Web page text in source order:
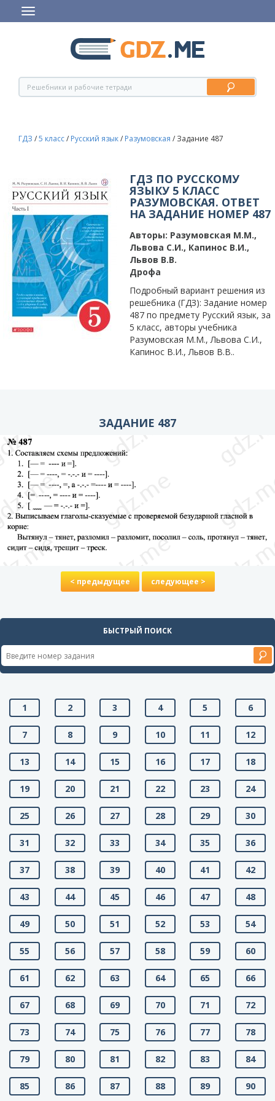
ГДЗ /5 класс/ Русский язык/ Разумовская / Задание 487
ГДЗ ПО РУССКОМУ
ЯЗЫКУ 5 КЛАСС
РАЗУМОВСКАЯ. ОТВЕТ
НА ЗАДАНИЕ НОМЕР 487
Авторы: Разумовская М.М.,
Львова С.И., Капинос В.И.,
Львов В.В.
Дрофа
Подробный вариант решения из
решебника (ГДЗ): Задание номер
487 по предмету Русский язык, за
5 класс, авторы учебника
Разумовская М.М., Львова С.И.,
Капинос В.И., Львов В.В..
ЗАДАНИЕ 487
< предыдущее следующее >
БЫСТРЫЙ ПОИСК
1 2 3 4 5 6
7 8 9 10 11 12
13 14 15 16 17 18
19 20 21 22 23 24
25 26 27 28 29 30
31 32 33 34 35 36
37 38 39 40 41 42
43 44 45 46 47 48
49 50 51 52 53 54
55 56 57 58 59 60
61 62 63 64 65 66
67 68 69 70 71 72
73 74 75 76 77 78
79 80 81 82 83 84
85 86 87 88 89 90